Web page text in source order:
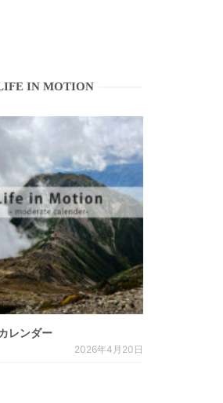
IN MOTION
レンダー
2026年4月20日